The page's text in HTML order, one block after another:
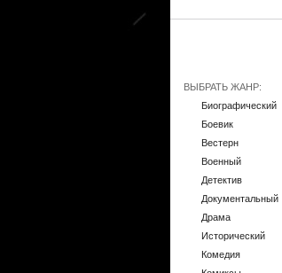
ВЫБРАТЬ ЖАНР:
Биографический
Боевик
Вестерн
Военный
Детектив
Документальный
Драма
Исторический
Комедия